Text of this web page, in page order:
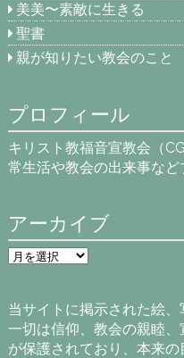
美美〜素敵に生きる
聖書
親が知りたい教会のこと
プロフィール
キリスト教福音宣教会（
常生活や教会の出来事など
アーカイブ
ア
ー
ブ
当サイトに掲示された絵
一切は信仰、教会の親睦
が保護されており、本来